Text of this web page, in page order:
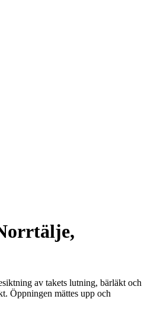
av takets lutning, bärläkt och
Öppningen mättes upp och